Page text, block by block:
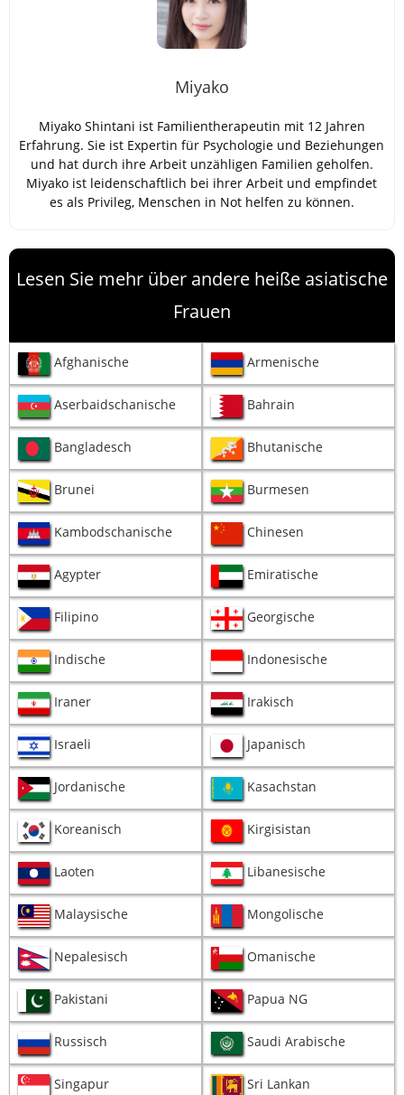
Miyako
Miyako Shintani ist Familientherapeutin mit 12 Jahren
Erfahrung. Sie ist Expertin für Psychologie und Beziehungen
und hat durch ihre Arbeit unzähligen Familien geholfen.
Miyako ist leidenschaftlich bei ihrer Arbeit und empfindet
es als Privileg, Menschen in Not helfen zu können.
Lesen Sie mehr über andere heiße asiatische
Frauen
Afghanische Armenische
Aserbaidschanische Bahrain
Bangladesch Bhutanische
Brunei Burmesen
Kambodschanische Chinesen
Agypter Emiratische
Filipino Georgische
Indische Indonesische
Iraner Irakisch
Israeli Japanisch
Jordanische Kasachstan
Koreanisch Kirgisistan
Laoten Libanesische
Malaysische Mongolische
Nepalesisch Omanische
Pakistani Papua NG
Russisch Saudi Arabische
Singapur Sri Lankan